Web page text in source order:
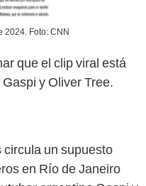
2024. Foto: CNN
que el clip viral está
y Oliver Tree.
un supuesto
en Río de Janeiro